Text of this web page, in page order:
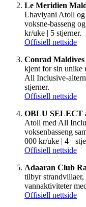
Le Meridien
Lhaviyani Atoll og
voksne-basseng
kr/uke | 5 stjerner.
Offisiell nettside
Conrad
kjent for sin unike
All Inclusive-
stjerner.
Offisiell nettside
OBLU SELECT
Atoll med All
voksenbasseng
000 kr/uke | 4+
Offisiell nettside
Adaaran Club
tilbyr
vannaktiviteter
Offisiell nettside